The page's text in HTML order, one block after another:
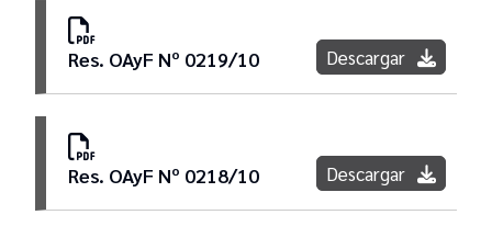
Res. OAyF Nº 0219/10 Descargar
Res. OAyF Nº 0218/10 Descargar